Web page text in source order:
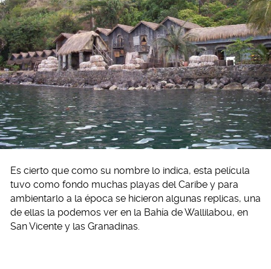
Es cierto que como su nombre lo indica, esta película
tuvo como fondo muchas playas del Caribe y para
ambientarlo a la época se hicieron algunas replicas, una
de ellas la podemos ver en la Bahía de Wallilabou, en
San Vicente y las Granadinas.